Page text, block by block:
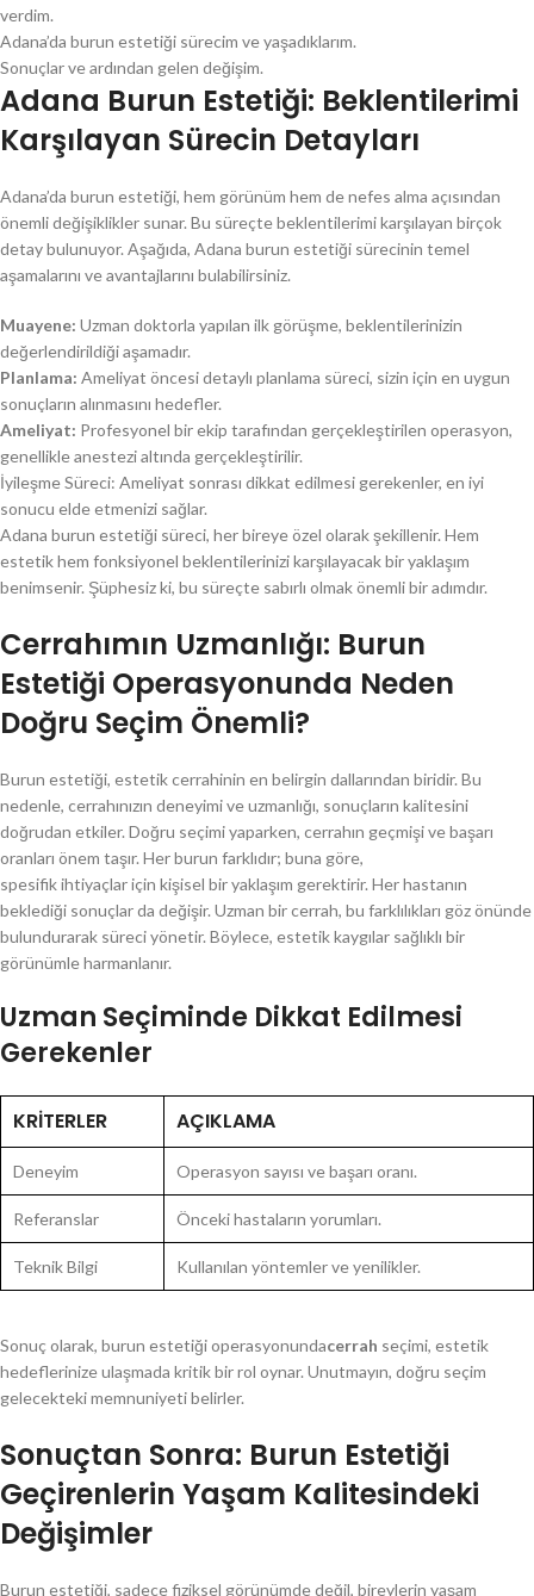
verdim.
Adana’da burun estetiği sürecim ve yaşadıklarım.
Sonuçlar ve ardından gelen değişim.
Adana Burun Estetiği: Beklentilerimi
Karşılayan Sürecin Detayları
Adana’da burun estetiği, hem görünüm hem de nefes alma açısından
önemli değişiklikler sunar. Bu süreçte beklentilerimi karşılayan birçok
detay bulunuyor. Aşağıda, Adana burun estetiği sürecinin temel
aşamalarını ve avantajlarını bulabilirsiniz.
Muayene: Uzman doktorla yapılan ilk görüşme, beklentilerinizin
değerlendirildiği aşamadır.
Planlama: Ameliyat öncesi detaylı planlama süreci, sizin için en uygun
sonuçların alınmasını hedefler.
Ameliyat: Profesyonel bir ekip tarafından gerçekleştirilen operasyon,
genellikle anestezi altında gerçekleştirilir.
İyileşme Süreci: Ameliyat sonrası dikkat edilmesi gerekenler, en iyi
sonucu elde etmenizi sağlar.
Adana burun estetiği süreci, her bireye özel olarak şekillenir. Hem
estetik hem fonksiyonel beklentilerinizi karşılayacak bir yaklaşım
benimsenir. Şüphesiz ki, bu süreçte sabırlı olmak önemli bir adımdır.
Cerrahımın Uzmanlığı: Burun
Estetiği Operasyonunda Neden
Doğru Seçim Önemli?
Burun estetiği, estetik cerrahinin en belirgin dallarından biridir. Bu
nedenle, cerrahınızın deneyimi ve uzmanlığı, sonuçların kalitesini
doğrudan etkiler. Doğru seçimi yaparken, cerrahın geçmişi ve başarı
oranları önem taşır. Her burun farklıdır; buna göre,
spesifik ihtiyaçlar için kişisel bir yaklaşım gerektirir. Her hastanın
beklediği sonuçlar da değişir. Uzman bir cerrah, bu farklılıkları göz önünde
bulundurarak süreci yönetir. Böylece, estetik kaygılar sağlıklı bir
görünümle harmanlanır.
Uzman Seçiminde Dikkat Edilmesi
Gerekenler
KRITERLER AÇIKLAMA
Deneyim Operasyon sayısı ve başarı oranı.
Referanslar Önceki hastaların yorumları.
Teknik Bilgi Kullanılan yöntemler ve yenilikler.
Sonuç olarak, burun estetiği operasyonundacerrah seçimi, estetik
hedeflerinize ulaşmada kritik bir rol oynar. Unutmayın, doğru seçim
gelecekteki memnuniyeti belirler.
Sonuçtan Sonra: Burun Estetiği
Geçirenlerin Yaşam Kalitesindeki
Değişimler
Burun estetiği, sadece fiziksel görünümde değil, bireylerin yaşam